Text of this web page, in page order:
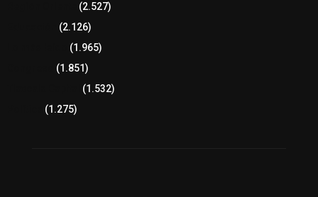
(2.527)
(2.126)
(1.965)
(1.851)
(1.532)
(1.275)